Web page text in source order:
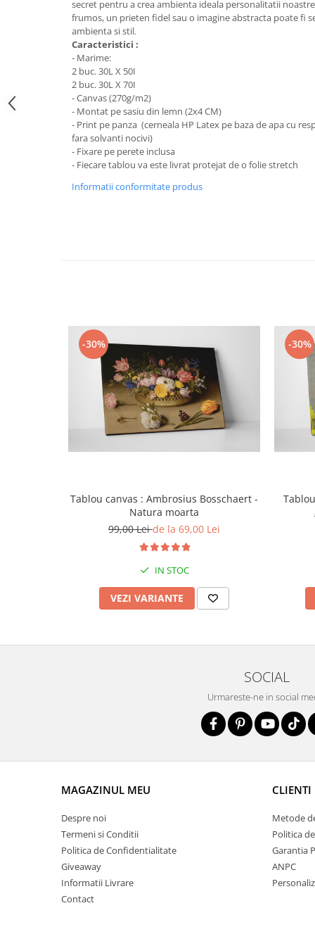
Stickere Walplus ™
Stickere Auto
Animale
Baby on board
secret pentru a crea ambienta ideala personalitatii
frumos, un prieten fidel sau o imagine abstracta poate fi
ambienta si stil.
Caracteristici :
- Marime:
2 buc. 30L X 50I
2 buc. 30L X 70I
- Canvas (270g/m2)
- Montat pe sasiu din lemn (2x4 CM)
- Print pe panza (cerneala HP Latex pe baza de apa cu
fara solvanti nocivi)
- Fixare pe perete inclusa
- Fiecare tablou va este livrat protejat de o folie stretch
Informatii conformitate produs
-30%
Tablou canvas : Ambrosius Bosschaert -
Natura moarta
99,00 Leide la 69,00 Lei
IN STOC
VEZI VARIANTE
-30%
SOCIAL
Urmareste-ne in social
MAGAZINUL MEU
Despre noi
Termeni si Conditii
Politica de Confidentialitate
Giveaway
Informatii Livrare
Contact
CLIENTI
Metode
Politica
Garantia
ANPC